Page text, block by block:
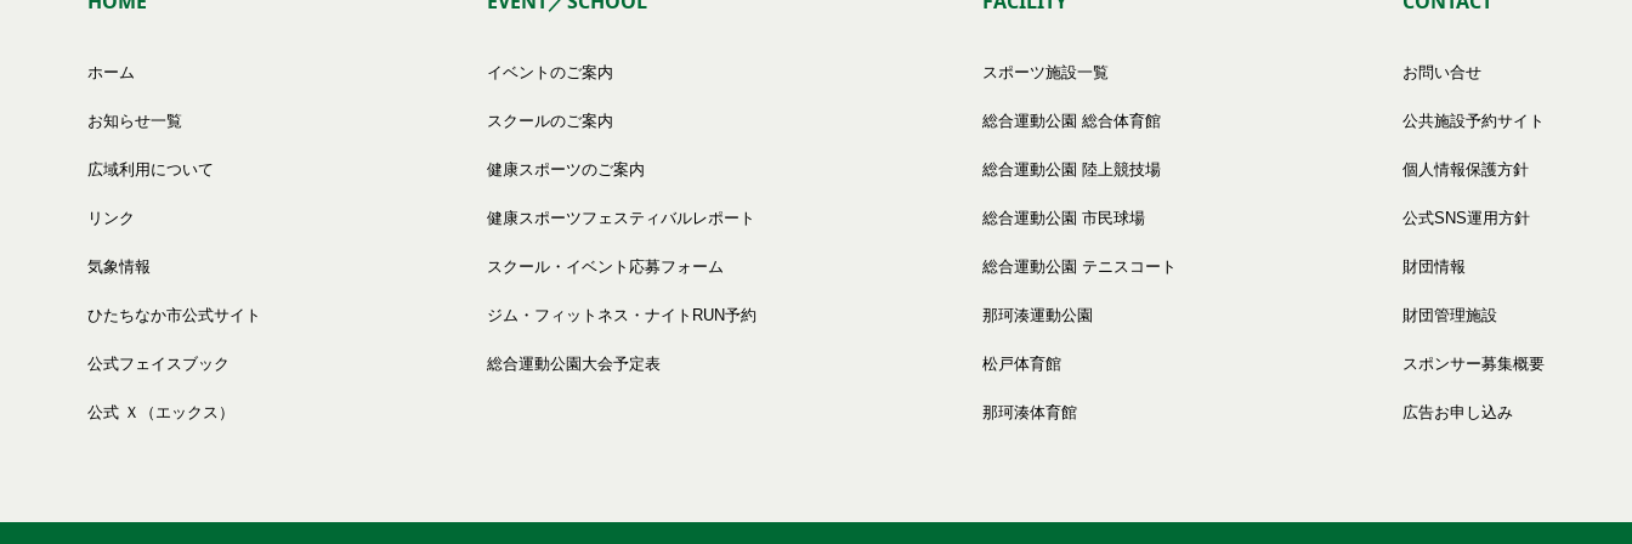
ホーム
お知らせ一覧
広域利用について
リンク
気象情報
ひたちなか市公式サイト
公式フェイスブック
公式 Ｘ（エックス）
イベントのご案内
スクールのご案内
健康スポーツのご案内
健康スポーツフェスティバルレポート
スクール・イベント応募フォーム
ジム・フィットネス・ナイトRUN予約
総合運動公園大会予定表
スポーツ施設一覧
総合運動公園 総合体育館
総合運動公園 陸上競技場
総合運動公園 市民球場
総合運動公園 テニスコート
那珂湊運動公園
松戸体育館
那珂湊体育館
お問い合せ
公共施設予約サイト
個人情報保護方針
公式SNS運用方針
財団情報
財団管理施設
スポンサー募集概要
広告お申し込み